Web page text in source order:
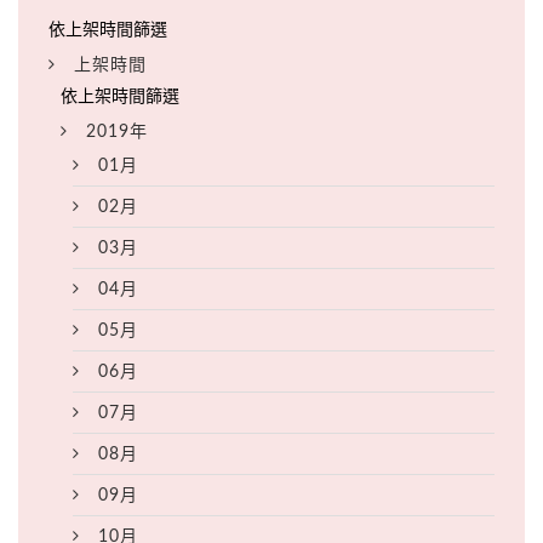
上架時間
2019年
01月
02月
03月
04月
05月
06月
07月
08月
09月
10月